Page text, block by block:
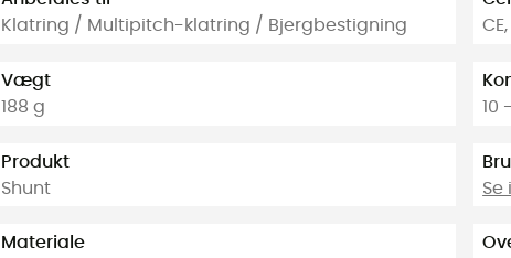
Klatring / Multipitch-klatring / Bjergbestigning
Vægt
188 g
Produkt
Shunt
Materiale
10